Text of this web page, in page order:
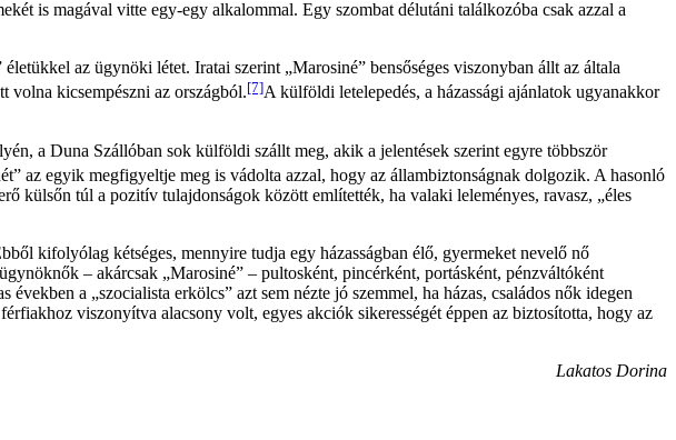
is magával vitte egy-egy alkalommal. Egy szombat délutáni találkozóba csak azzal a
az ügynöki létet. Iratai szerint „Marosiné” bensőséges viszonyban állt az általa
kicsempészni az országból.[7]A külföldi letelepedés, a házassági ajánlatok ugyanakkor
a Duna Szállóban sok külföldi szállt meg, akik a jelentések szerint egyre többször
az egyik megfigyeltje meg is vádolta azzal, hogy az állambiztonságnak dolgozik. A hasonló
külsőn túl a pozitív tulajdonságok között említették, ha valaki leleményes, ravasz, „éles
kifolyólag kétséges, mennyire tudja egy házasságban élő, gyermeket nevelő nő
– akárcsak „Marosiné” – pultosként, pincérként, portásként, pénzváltóként
a „szocialista erkölcs” azt sem nézte jó szemmel, ha házas, családos nők idegen
viszonyítva alacsony volt, egyes akciók sikerességét éppen az biztosította, hogy az
Lakatos Dorina